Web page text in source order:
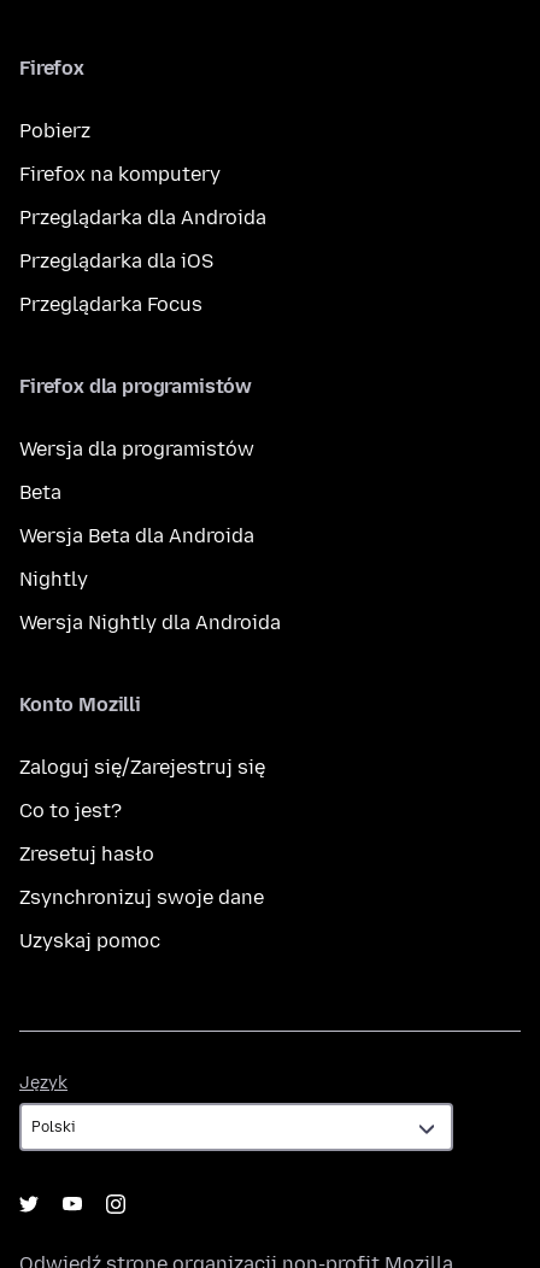
Firefox
Pobierz
Firefox na komputery
Przeglądarka dla Androida
Przeglądarka dla iOS
Przeglądarka Focus
Firefox dla programistów
Wersja dla programistów
Beta
Wersja Beta dla Androida
Nightly
Wersja Nightly dla Androida
Konto Mozilli
Zaloguj się/Zarejestruj się
Co to jest?
Zresetuj hasło
Zsynchronizuj swoje dane
Uzyskaj pomoc
Język